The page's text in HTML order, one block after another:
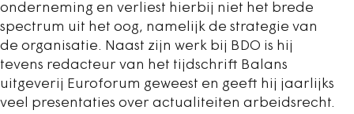
onderneming en verliest hierbij niet het brede
spectrum uit het oog, namelijk de strategie van
de organisatie. Naast zijn werk bij BDO is hij
tevens redacteur van het tijdschrift Balans
uitgeverij Euroforum geweest en geeft hij jaarlijks
veel presentaties over actualiteiten arbeidsrecht.